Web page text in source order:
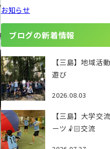
お知らせ
ブログの新着情報
【三島】地域活
遊び
2026.08.03
【三島】大学
ーツ🤾🏻交流